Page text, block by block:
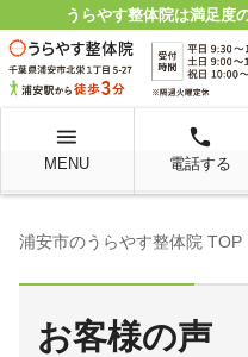
うらやす整体院は満足度
menu
MENU
local_phone
電話する
浦安市のうらやす整体院 TOP
お客様の声